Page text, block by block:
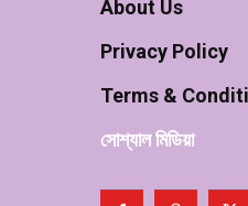
About Us
Privacy Policy
Terms &
সোশ্যাল মিডিয়া